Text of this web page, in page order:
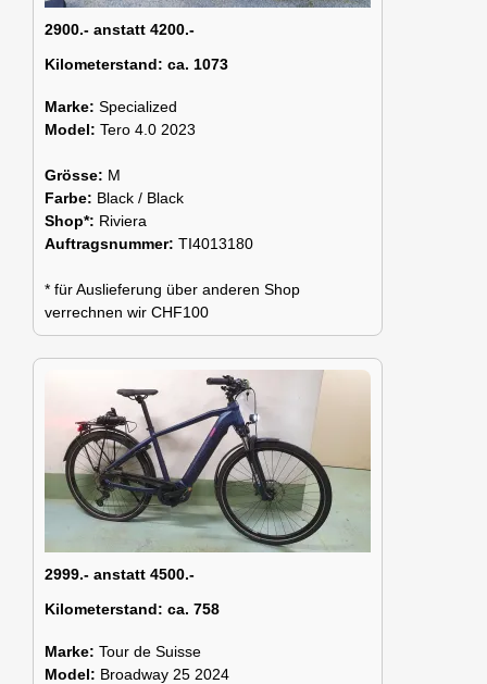
2900.- anstatt 4200.-
Kilometerstand: ca. 1073
Marke: Specialized
Model: Tero 4.0 2023
Grösse: M
Farbe: Black / Black
Shop*: Riviera
Auftragsnummer: TI4013180
* für Auslieferung über anderen Shop
verrechnen wir CHF100
2999.- anstatt 4500.-
Kilometerstand: ca. 758
Marke: Tour de Suisse
Model: Broadway 25 2024